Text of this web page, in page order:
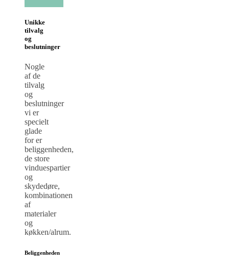
Unikke
tilvalg
og
beslutninger
Nogle
af de
tilvalg
og
beslutninger
vi er
specielt
glade
for er
beliggenheden,
de store
vinduespartier
og
skydedøre,
kombinationen
af
materialer
og
køkken/alrum.
Beliggenheden